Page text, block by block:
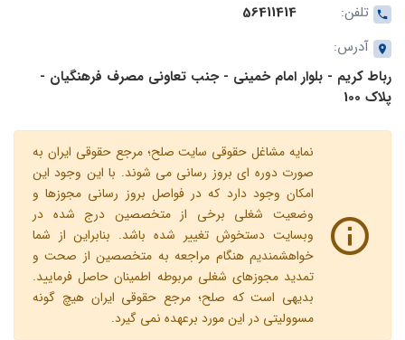
تلفن:
56411414
آدرس:
رباط کریم - بلوار امام خمینی - جنب تعاونی مصرف فرهنگیان -
پلاک 100
نمایه مشاغل حقوقی سایت صلح؛ مرجع حقوقی ایران به
صورت دوره ای بروز رسانی می شوند. با این وجود این
امکان وجود دارد که در فواصل بروز رسانی مجوزها و
وضعیت شغلی برخی از متخصصین درج شده در
وبسایت دستخوش تغییر شده باشد. بنابراین از شما
خواهشمندیم هنگام مراجعه به متخصصین از صحت و
تمدید مجوزهای شغلی مربوطه اطمینان حاصل فرمایید.
بدیهی است که صلح؛ مرجع حقوقی ایران هیچ گونه
مسوولیتی در این مورد برعهده نمی گیرد.